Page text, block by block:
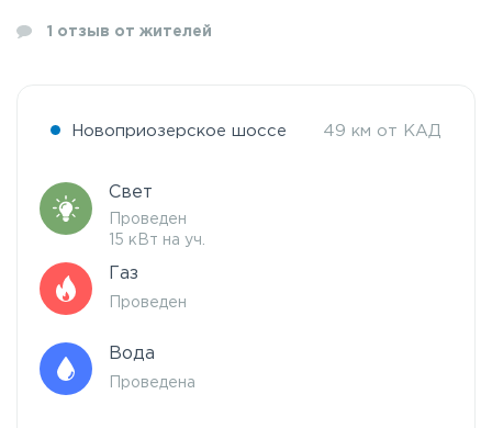
1 отзыв от жителей
Новоприозерское шоссе 49 км от КАД
Свет
Проведен
15 кВт на уч.
Газ
Проведен
Вода
Проведена